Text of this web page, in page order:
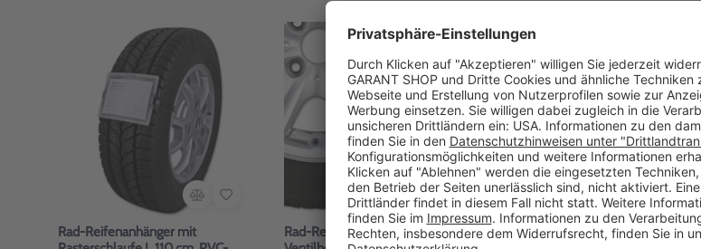
Rad-Reifenanhänger mit
Rad-Reifenanhänger Set zur
Ventilanhänger zur